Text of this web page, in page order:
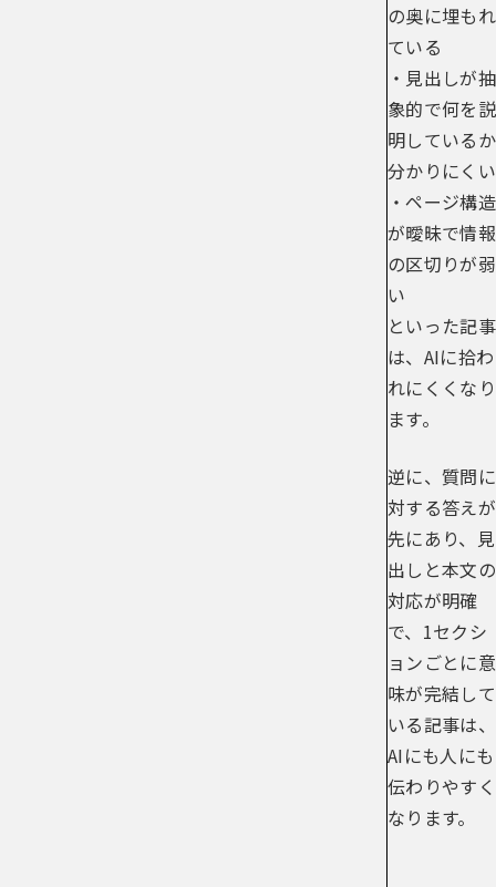
の奥に埋もれ
ている
・見出しが抽
象的で何を説
明しているか
分かりにくい
・ページ構造
が曖昧で情報
の区切りが弱
い
といった記事
は、AIに拾わ
れにくくなり
ます。
逆に、質問に
対する答えが
先にあり、見
出しと本文の
対応が明確
で、1セクシ
ョンごとに意
味が完結して
いる記事は、
AIにも人にも
伝わりやすく
なります。